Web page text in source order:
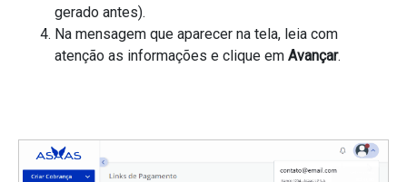
gerado antes).
Na mensagem que aparecer na tela, leia com
atenção as informações e clique em Avançar.